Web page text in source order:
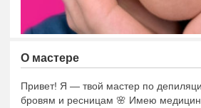
О мастере
Привет! Я — твой мастер по
бровям и ресницам 🌸 Имею